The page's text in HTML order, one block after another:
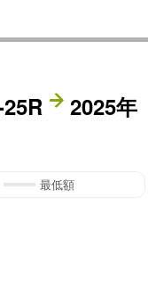
2025年
最低額